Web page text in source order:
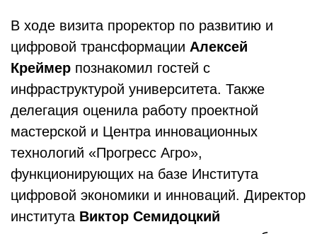
В ходе визита проректор по развитию и
цифровой трансформации Алексей
Креймер познакомил гостей с
инфраструктурой университета. Также
делегация оценила работу проектной
мастерской и Центра инновационных
технологий «Прогресс Агро»,
функционирующих на базе Института
цифровой экономики и инноваций. Директор
института Виктор Семидоцкий